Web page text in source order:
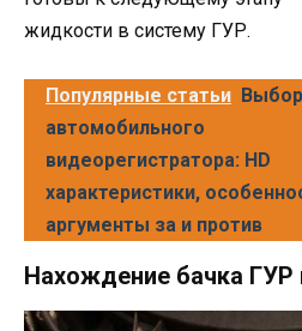
жидкости в систему ГУР.
Популярные статьи Выбор
автомобильного
видеорегистратора: HD
характеристики,
аргументы за и против
Нахождение бачка ГУР